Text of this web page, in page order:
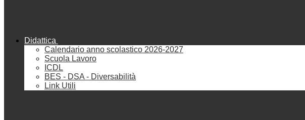
Didattica
Calendario anno scolastico 2026-2027
Scuola Lavoro
ICDL
BES - DSA - Diversabilità
Link Utili